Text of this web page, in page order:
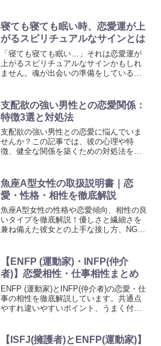
寝ても寝ても眠い時、恋愛運が上
がるスピリチュアルなサインとは
「寝ても寝ても眠い…」それは恋愛運が
上がるスピリチュアルなサインかもしれ
ません。魂が出会いの準備をしている今
解説します。是非参考にして頂ければ幸
いです。
支配欲の強い男性との恋愛関係：
特徴3選と対処法
支配欲の強い男性との恋愛に悩んでいま
せんか？この記事では、彼の心理や特
徴、健全な関係を築くための対処法をわ
なたの心を軽くするヒントが満載です。
是非参考にして頂ければ幸いです。
魚座A型女性の取扱説明書｜恋
愛・性格・相性を徹底解説
魚座A型女性の性格や恋愛傾向、相性の良
いタイプを徹底解説！優しさと繊細さを
兼ね備えた彼女との上手な接し方、NGワ
是非参考にして頂ければ幸いです。
【ENFP (運動家)・INFP(仲介
者)】恋愛相性・仕事相性まとめ
ENFP (運動家)とINFP(仲介者)の恋愛・仕
事の相性を徹底解説しています。共通点
やすれ違いやすいポイント、うまく付き
【ISFJ(擁護者)とENFP(運動家)】